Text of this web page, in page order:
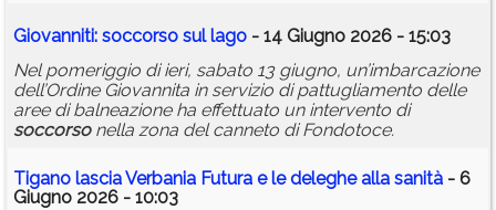
Giovanniti: soccorso sul lago - 14 Giugno 2026 - 15:03
Nel pomeriggio di ieri, sabato 13 giugno, un’imbarcazione
dell’Ordine Giovannita in servizio di pattugliamento delle
aree di balneazione ha effettuato un intervento di
soccorsonella zona del canneto di Fondotoce.
Tigano lascia Verbania Futura e le deleghe alla sanità - 6
Giugno 2026 - 10:03